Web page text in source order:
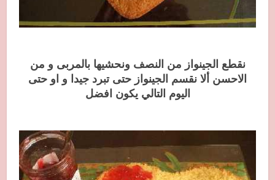
نقطع الجينواز من النصف ونحشيها بالمربى و من
الاحسن ألا نقسم الجينواز حتى تبرد جيدا و او حتى
اليوم التالي يكون افضل